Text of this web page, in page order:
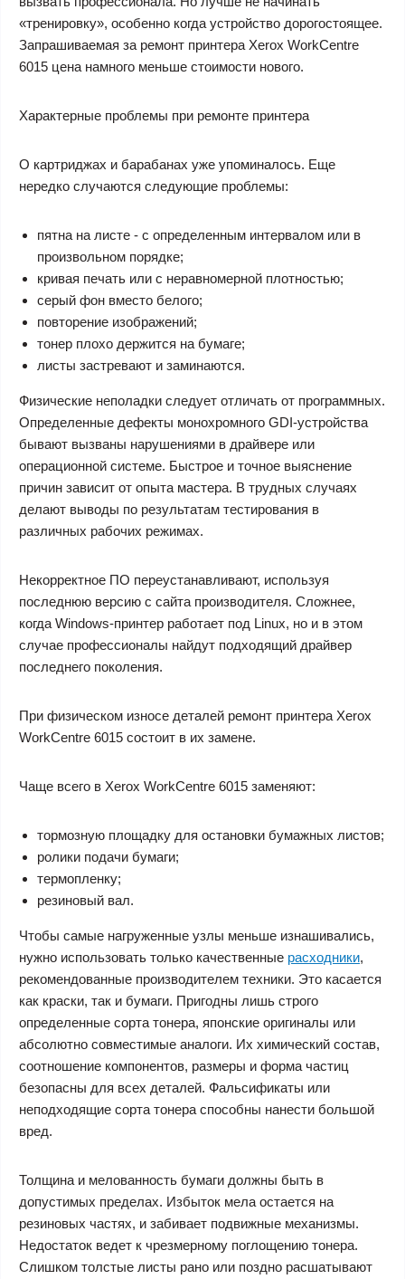
«тренировку», особенно когда устройство дорогостоящее.
Запрашиваемая за ремонт принтера Xerox WorkCentre
6015 цена намного меньше стоимости нового.
Характерные проблемы при ремонте принтера
О картриджах и барабанах уже упоминалось. Еще
нередко случаются следующие проблемы:
пятна на листе - с определенным интервалом или в
произвольном порядке;
кривая печать или с неравномерной плотностью;
серый фон вместо белого;
повторение изображений;
тонер плохо держится на бумаге;
листы застревают и заминаются.
Физические неполадки следует отличать от программных.
Определенные дефекты монохромного GDI-устройства
бывают вызваны нарушениями в драйвере или
операционной системе. Быстрое и точное выяснение
причин зависит от опыта мастера. В трудных случаях
делают выводы по результатам тестирования в
различных рабочих режимах.
Некорректное ПО переустанавливают, используя
последнюю версию с сайта производителя. Сложнее,
когда Windows-принтер работает под Linux, но и в этом
случае профессионалы найдут подходящий драйвер
последнего поколения.
При физическом износе деталей ремонт принтера Xerox
WorkCentre 6015 состоит в их замене.
Чаще всего в Xerox WorkCentre 6015 заменяют:
тормозную площадку для остановки бумажных листов;
ролики подачи бумаги;
термопленку;
резиновый вал.
Чтобы самые нагруженные узлы меньше изнашивались,
нужно использовать только качественные расходники,
рекомендованные производителем техники. Это касается
как краски, так и бумаги. Пригодны лишь строго
определенные сорта тонера, японские оригиналы или
абсолютно совместимые аналоги. Их химический состав,
соотношение компонентов, размеры и форма частиц
безопасны для всех деталей. Фальсификаты или
неподходящие сорта тонера способны нанести большой
вред.
Толщина и мелованность бумаги должны быть в
допустимых пределах. Избыток мела остается на
резиновых частях, и забивает подвижные механизмы.
Недостаток ведет к чрезмерному поглощению тонера.
Слишком толстые листы рано или поздно расшатывают